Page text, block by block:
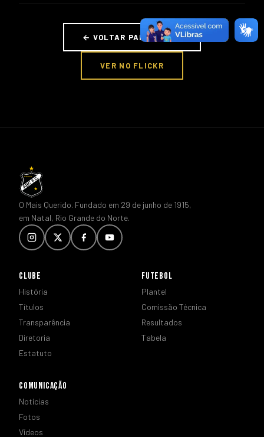
← VOLTAR PARA FOTOS
VER NO FLICKR
O Mais Querido. Fundado em 29 de junho de 1915,
em Natal, Rio Grande do Norte.
CLUBE
História
Títulos
Transparência
Diretoria
Estatuto
FUTEBOL
Plantel
Comissão Técnica
Resultados
Tabela
COMUNICAÇÃO
Notícias
Fotos
Vídeos